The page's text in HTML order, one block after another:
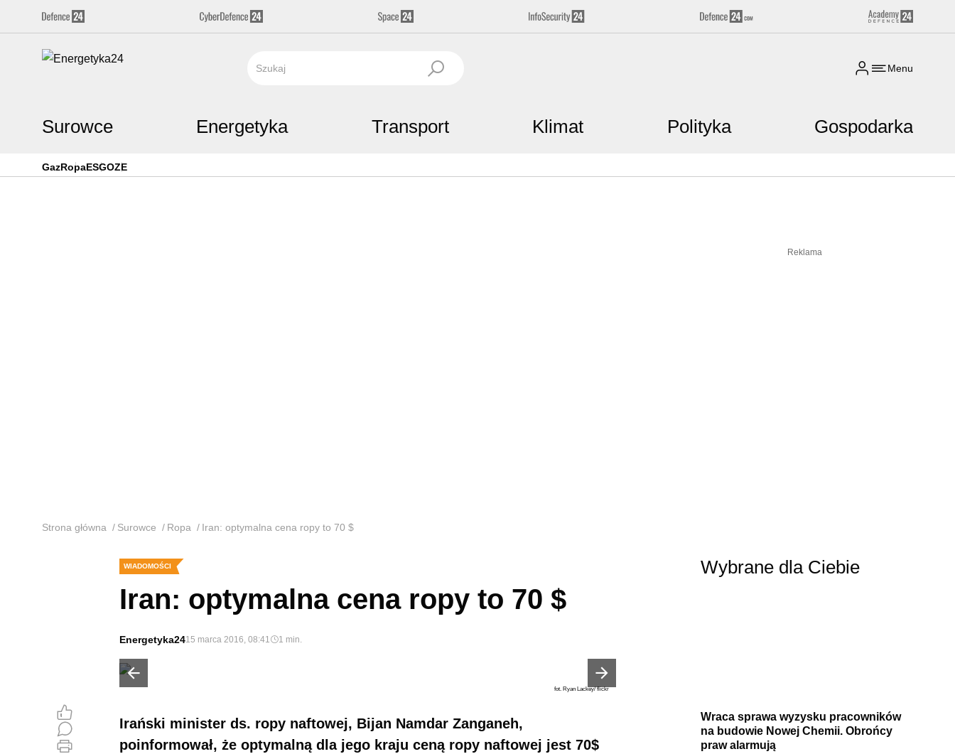
Menu
Surowce Energetyka Transport Klimat Polityka Gospodarka
GazRopaESGOZE
Reklama
Strona główna Surowce Ropa Iran: optymalna cena ropy to 70 $
WIADOMOŚCI
Iran: optymalna cena ropy to 70 $
Energetyka2415 marca 2016, 08:41 1 min.
fot. Ryan Lackey/ flickr
Poprzedni slajd
Następny slajd
Irański minister ds. ropy naftowej, Bijan Namdar Zanganeh,
poinformował, że optymalną dla jego kraju ceną ropy naftowej jest 70$
Wybrane dla Ciebie
Wraca sprawa wyzysku pracowników
na budowie Nowej Chemii. Obrońcy
praw alarmują